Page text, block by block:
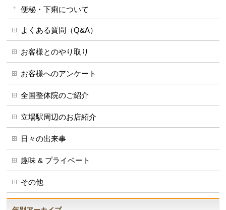
便秘・下痢について
よくある質問（Q&A）
お客様とのやり取り
お客様へのアンケート
全国整体院のご紹介
立場駅周辺のお店紹介
日々の出来事
趣味 & プライベート
その他